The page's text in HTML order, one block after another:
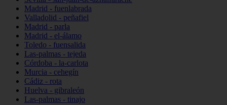
Madrid - fuenlabrada
Valladolid - peñafiel
Madrid - parla
Madrid - el-álamo
Toledo - fuensalida
Las-palmas - tejeda
Córdoba - la-carlota
Murcia - cehegín
Cádiz - rota
Huelva - gibraleón
Las-palmas - tinajo